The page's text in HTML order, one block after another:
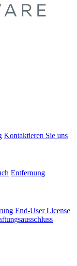
Kontaktieren Sie uns
Entfernung
End-User License